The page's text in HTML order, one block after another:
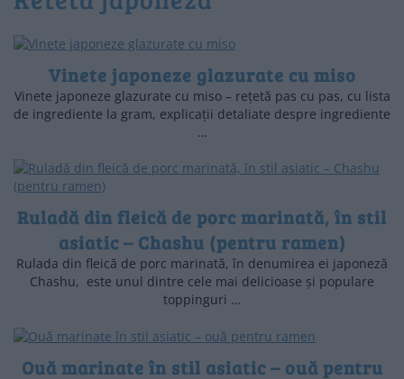
Vinete japoneze glazurate cu miso
Vinete japoneze glazurate cu miso – rețetă pas cu pas, cu lista
de ingrediente la gram, explicații detaliate despre ingrediente
…
Ruladă din fleică de porc marinată, în stil
asiatic – Chashu (pentru ramen)
Rulada din fleică de porc marinată, în denumirea ei japoneză
Chashu, este unul dintre cele mai delicioase și populare
toppinguri …
Ouă marinate în stil asiatic – ouă pentru